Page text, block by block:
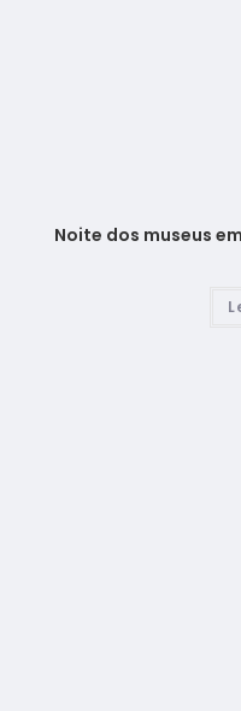
Noite dos museus